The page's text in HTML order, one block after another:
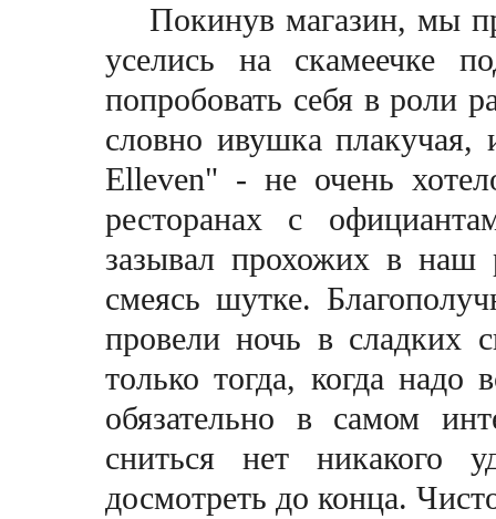
Покинув магазин, мы
уселись на скамеечке
попробовать себя в роли
словно ивушка плакучая,
Elleven" - не очень
ресторанах с
зазывал прохожих в наш
смеясь шутке.
провели ночь в сладких
только тогда, когда надо
обязательно в самом
сниться нет никакого
досмотреть до конца.